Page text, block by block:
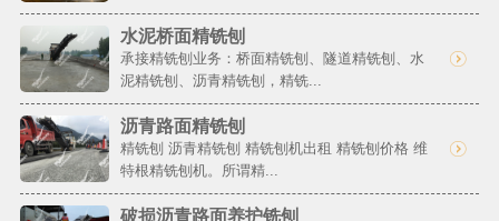
水泥桥面精铣刨
承接精铣刨业务：桥面精铣刨、隧道精铣刨、水
泥精铣刨、沥青精铣刨，精铣...
沥青路面精铣刨
精铣刨 沥青精铣刨 精铣刨机出租 精铣刨价格 维
特根精铣刨机。所谓精...
破损沥青路面养护铣刨